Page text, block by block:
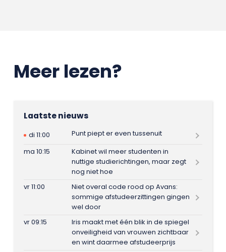
Meer lezen?
Laatste nieuws
di 11:00
Punt piept er even tussenuit
ma 10:15
Kabinet wil meer studenten in
nuttige studierichtingen, maar zegt
nog niet hoe
vr 11:00
Niet overal code rood op Avans:
sommige afstudeerzittingen gingen
wel door
vr 09:15
Iris maakt met één blik in de spiegel
onveiligheid van vrouwen zichtbaar
en wint daarmee afstudeerprijs